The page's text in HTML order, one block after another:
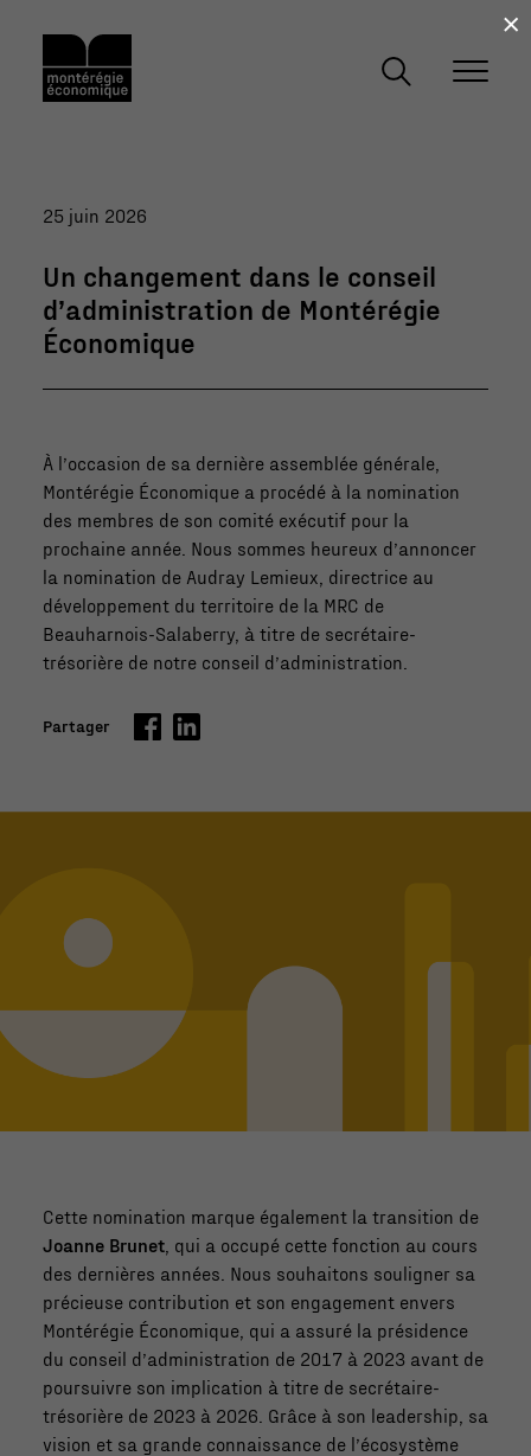
25 juin 2026
Un changement dans le conseil
d’administration de Montérégie
Économique
À l’occasion de sa dernière assemblée générale,
Montérégie Économique a procédé à la nomination
des membres de son comité exécutif pour la
prochaine année. Nous sommes heureux d’annoncer
la nomination de Audray Lemieux, directrice au
développement du territoire de la MRC de
Beauharnois-Salaberry, à titre de secrétaire-
trésorière de notre conseil d’administration.
Partager
Cette nomination marque également la transition de
Joanne Brunet, qui a occupé cette fonction au cours
des dernières années. Nous souhaitons souligner sa
précieuse contribution et son engagement envers
Montérégie Économique, qui a assuré la présidence
du conseil d’administration de 2017 à 2023 avant de
poursuivre son implication à titre de secrétaire-
trésorière de 2023 à 2026. Grâce à son leadership, sa
vision et sa grande connaissance de l’écosystème
×